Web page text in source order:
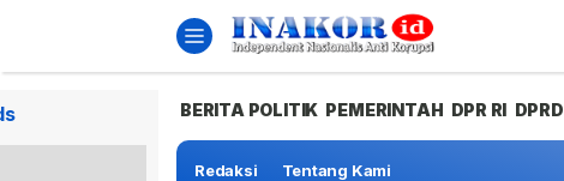
BERITA POLITIK PEMERINTAH DPR RI DPRD
Redaksi Tentang Kami